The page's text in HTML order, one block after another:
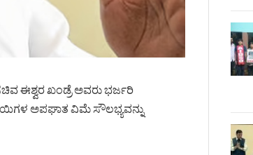
ಈಶ್ವರ ಖಂಡ್ರೆ ಅವರು ಭರ್ಜರಿ
ಅಪಘಾತ ವಿಮೆ ಸೌಲಭ್ಯವನ್ನು